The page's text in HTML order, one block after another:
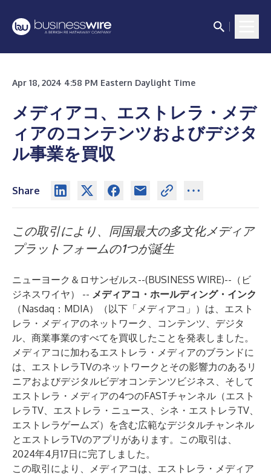
Apr 18, 2024 4:58 PM Eastern Daylight Time
メディアコ、エストレラ・メデ
ィアのコンテンツおよびデジタ
ル事業を買収
Share
この取引により、同国最大の多文化メディア
プラットフォームの1つが誕生
ニューヨーク＆ロサンゼルス--(BUSINESS WIRE)-- （ビ
ジネスワイヤ） -- メディアコ・ホールディング・インク
（Nasdaq：MDIA）（以下「メディアコ」）は、エスト
レラ・メディアのネットワーク、コンテンツ、デジタ
ル、商業事業のすべてを買収したことを発表しました。
メディアコに加わるエストレラ・メディアのブランドに
は、エストレラTVのネットワークとその影響力のあるリ
ニアおよびデジタルビデオコンテンツビジネス、そして
エストレラ・メディアの4つのFASTチャンネル（エスト
レラTV、エストレラ・ニュース、シネ・エストレラTV、
エストレラゲームズ）を含む広範なデジタルチャンネル
とエストレラTVのアプリがあります。この取引は、
2024年4月17日に完了しました。
この取引により、メディアコは、エストレラ・メディア